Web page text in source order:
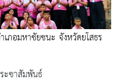
เภอมหาชัยชนะ จังหวัดยโสธร
ะชาสัมพันธ์